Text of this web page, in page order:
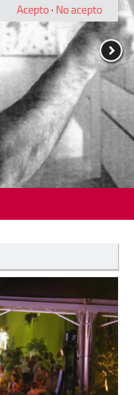
Acepto· No acepto